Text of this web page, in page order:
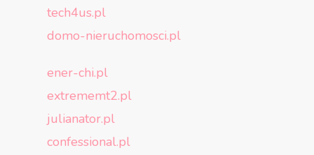
tech4us.pl
domo-nieruchomosci.pl
ener-chi.pl
extrememt2.pl
julianator.pl
confessional.pl